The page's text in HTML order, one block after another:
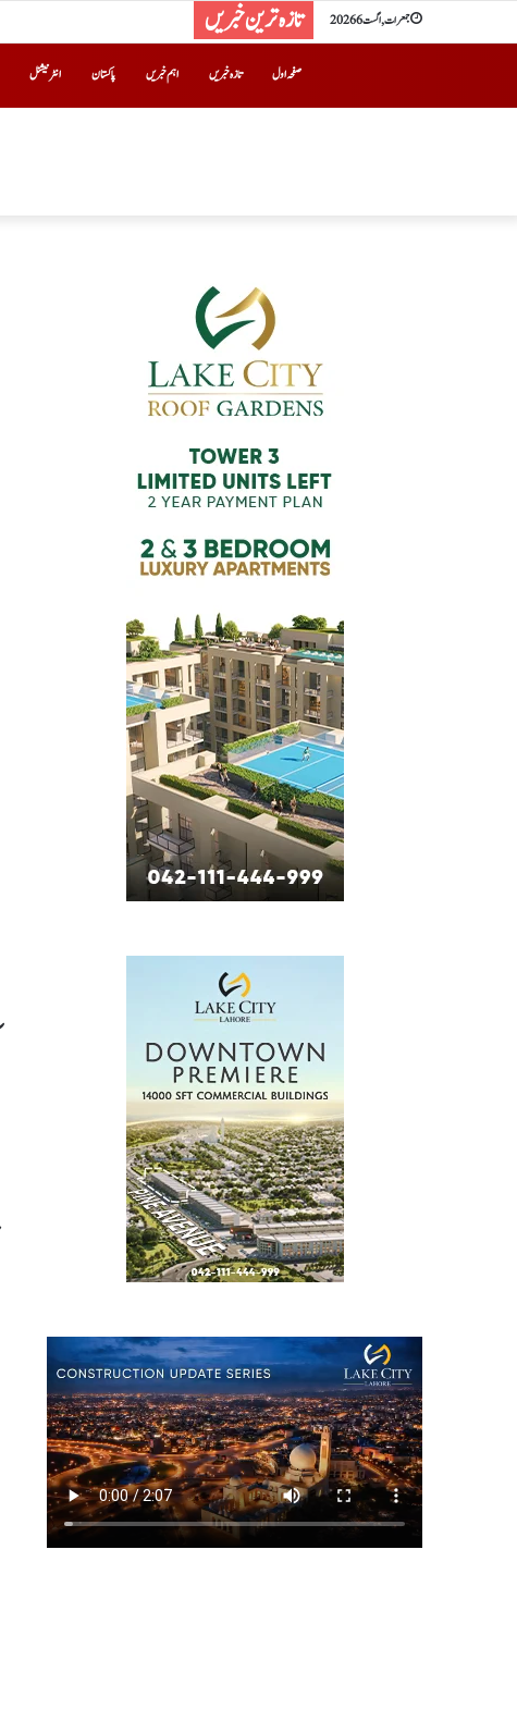
جمعرات, اگست 6 2026 تازہ ترین خبریں
صفحہ اول تازہ خبریں اہم خبریں پاکستان انٹرنیشنل